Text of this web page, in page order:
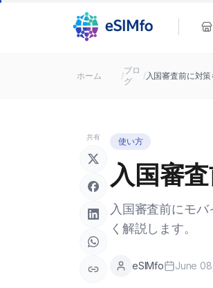
ホーム /
ブロ
グ
/入国審査前に対
共有 使い方
入国審
入国審査前にモ
く解説します。
eSIMfo June